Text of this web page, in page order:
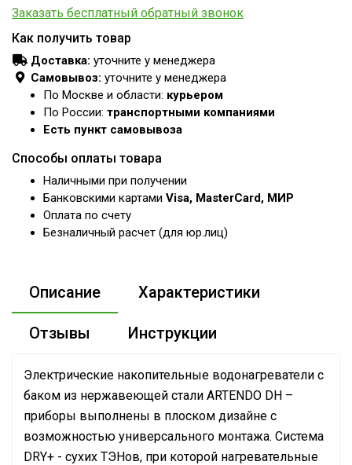
Заказать бесплатный обратный звонок
Как получить товар
Доставка: уточните у менеджера
Самовывоз: уточните у менеджера
По Москве и области: курьером
По России: транспортными компаниями
Есть пункт самовывоза
Способы оплаты товара
Наличными при получении
Банковскими картами Visa, MasterCard, МИР
Оплата по счету
Безналичный расчет (для юр.лиц)
Описание Характеристики
Отзывы Инструкции
Электрические накопительные водонагреватели с
баком из нержавеющей стали ARTENDO DH –
приборы выполнены в плоском дизайне с
возможностью универсального монтажа. Система
DRY+ - сухих ТЭНов, при которой нагревательные